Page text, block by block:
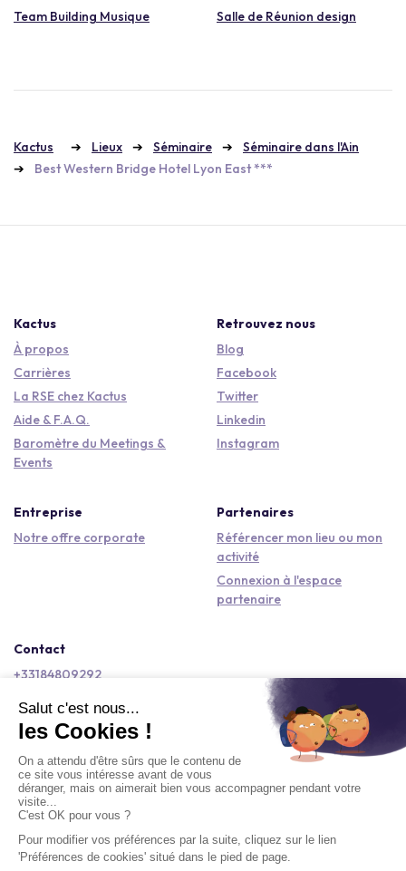
Team Building Musique Salle de Réunion design
Kactus Lieux Séminaire
Séminaire dans l'Ain
Best Western Bridge Hotel Lyon East ***
Kactus
À propos
Carrières
La RSE chez Kactus
Aide & F.A.Q.
Baromètre du Meetings &
Events
Retrouvez nous
Blog
Facebook
Twitter
Linkedin
Instagram
Entreprise
Notre offre corporate
Partenaires
Référencer mon lieu ou mon
activité
Connexion à l'espace
partenaire
Contact
+33184809292
Copyright © 2026 Kactus Tous droits réservés
Conditions générales d'utilisation
Mentions légales
Signaler un contenu